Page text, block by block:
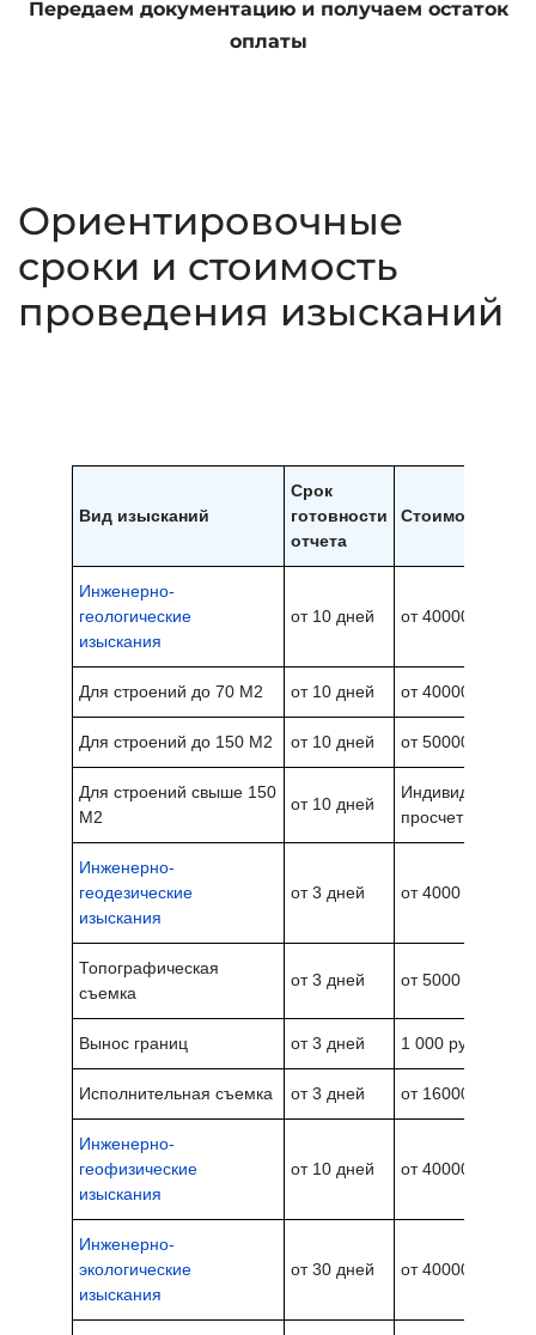
Передаем документацию и получаем остаток
оплаты
Ориентировочные
сроки и стоимость
проведения изысканий
Вид изысканий
Срок
готовности
отчета
Стоимость
Инженерно-
геологические
изыскания
от 10 дней от 40000 руб.
Для строений до 70 М2 от 10 дней от 40000 руб.
Для строений до 150 М2 от 10 дней от 50000 руб.
Для строений свыше 150
М2
от 10 дней
Индивидуальный
просчет
Инженерно-
геодезические
изыскания
от 3 дней от 4000 руб.
Топографическая
съемка
от 3 дней от 5000 руб.
Вынос границ от 3 дней 1 000 руб./точка
Исполнительная съемка от 3 дней от 16000 руб.
Инженерно-
геофизические
изыскания
от 10 дней от 40000 руб.
Инженерно-
экологические
изыскания
от 30 дней от 40000 руб.